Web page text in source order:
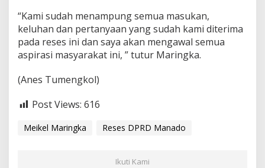
“Kami sudah menampung semua masukan,
keluhan dan pertanyaan yang sudah kami diterima
pada reses ini dan saya akan mengawal semua
aspirasi masyarakat ini, ” tutur Maringka.
(Anes Tumengkol)
Post Views: 616
Meikel Maringka Reses DPRD Manado
Ikuti Kami